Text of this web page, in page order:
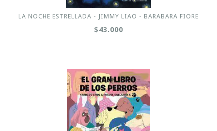
LA NOCHE ESTRELLADA - JIMMY LIAO - BARABARA FIORE
$43.000